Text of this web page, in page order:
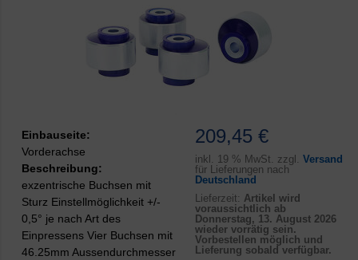
209,45 €
inkl. 19 % MwSt. zzgl. Versand
für Lieferungen nach
Deutschland
Lieferzeit: Artikel wird
voraussichtlich ab
Donnerstag, 13. August 2026
wieder vorrätig sein.
Vorbestellen möglich und
Lieferung sobald verfügbar.
Einbauseite:
Vorderachse
Beschreibung:
exzentrische Buchsen mit
Sturz Einstellmöglichkeit +/-
0,5° je nach Art des
Einpressens Vier Buchsen mit
46.25mm Aussendurchmesser